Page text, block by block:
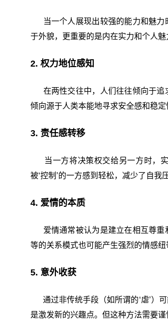
当一个人展现出较强的能力和魅力
于外貌，更重要的是内在实力和个人魅
2. 权力地位感知
在两性交往中，人们往往倾向于追
倾向源于人类本能地寻求安全感和稳定
3. 责任感转移
当一方将决策权交给另一方时，实
被‘控制’的一方感到轻松，减少了自我
4. 爱情的本质
爱情通常被认为是建立在相互尊重
等的关系模式也可能产生强烈的情感
5. 意外收获
通过非传统手段（如所谓的‘虐’）
是激发新的兴趣点。但这种方法需要